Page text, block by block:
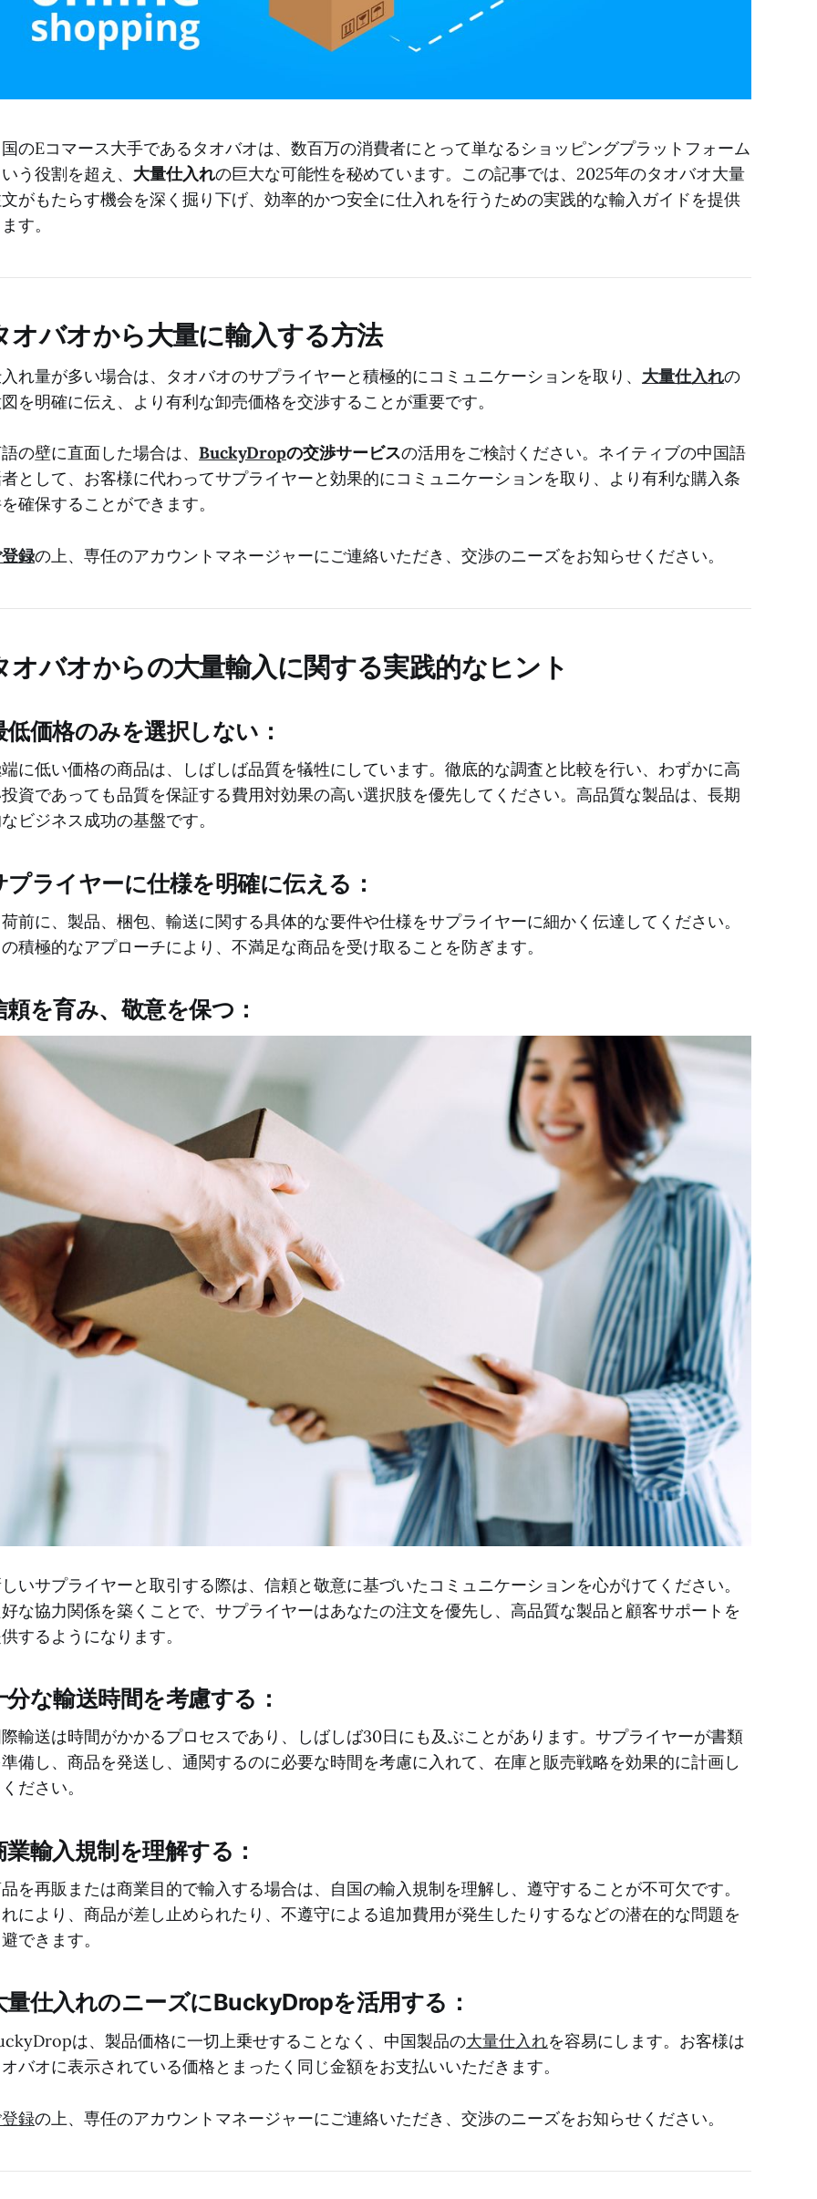
のEコマース大手であるタオバオは、数百万の消費者にとって単なるショッピングプラットフォーム
う役割を超え、 大量仕入れの巨大な可能性を秘めています。この記事では、2025年のタオバオ大量
がもたらす機会を深く掘り下げ、効率的かつ安全に仕入れを行うための実践的な輸入ガイドを提供
す。
オバオから大量に輸入する方法
れ量が多い場合は、タオバオのサプライヤーと積極的にコミュニケーションを取り、 大量仕入れの
を明確に伝え、より有利な卸売価格を交渉することが重要です。
の壁に直面した場合は、 BuckyDropの交渉サービスの活用をご検討ください。ネイティブの中国語
として、お客様に代わってサプライヤーと効果的にコミュニケーションを取り、より有利な購入条
確保することができます。
録の上、専任のアカウントマネージャーにご連絡いただき、交渉のニーズをお知らせください。
オバオからの大量輸入に関する実践的なヒント
低価格のみを選択しない：
に低い価格の商品は、しばしば品質を犠牲にしています。徹底的な調査と比較を行い、わずかに高
資であっても品質を保証する費用対効果の高い選択肢を優先してください。高品質な製品は、長期
ビジネス成功の基盤です。
プライヤーに仕様を明確に伝える：
前に、製品、梱包、輸送に関する具体的な要件や仕様をサプライヤーに細かく伝達してください。
積極的なアプローチにより、不満足な商品を受け取ることを防ぎます。
頼を育み、敬意を保つ：
いサプライヤーと取引する際は、信頼と敬意に基づいたコミュニケーションを心がけてください。
な協力関係を築くことで、サプライヤーはあなたの注文を優先し、高品質な製品と顧客サポートを
するようになります。
分な輸送時間を考慮する：
輸送は時間がかかるプロセスであり、しばしば30日にも及ぶことがあります。サプライヤーが書類
備し、商品を発送し、通関するのに必要な時間を考慮に入れて、在庫と販売戦略を効果的に計画し
ださい。
業輸入規制を理解する：
を再販または商業目的で輸入する場合は、自国の輸入規制を理解し、遵守することが不可欠です。
により、商品が差し止められたり、不遵守による追加費用が発生したりするなどの潜在的な問題を
できます。
量仕入れのニーズにBuckyDropを活用する：
は、製品価格に一切上乗せすることなく、中国製品の大量仕入れを容易にします。お客様は
バオに表示されている価格とまったく同じ金額をお支払いいただきます。
録の上、専任のアカウントマネージャーにご連絡いただき、交渉のニーズをお知らせください。